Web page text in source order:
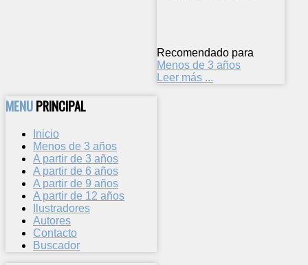
Recomendado para
Menos de 3 años
Leer más ...
MENUPRINCIPAL
Inicio
Menos de 3 años
A partir de 3 años
A partir de 6 años
A partir de 9 años
A partir de 12 años
Ilustradores
Autores
Contacto
Buscador